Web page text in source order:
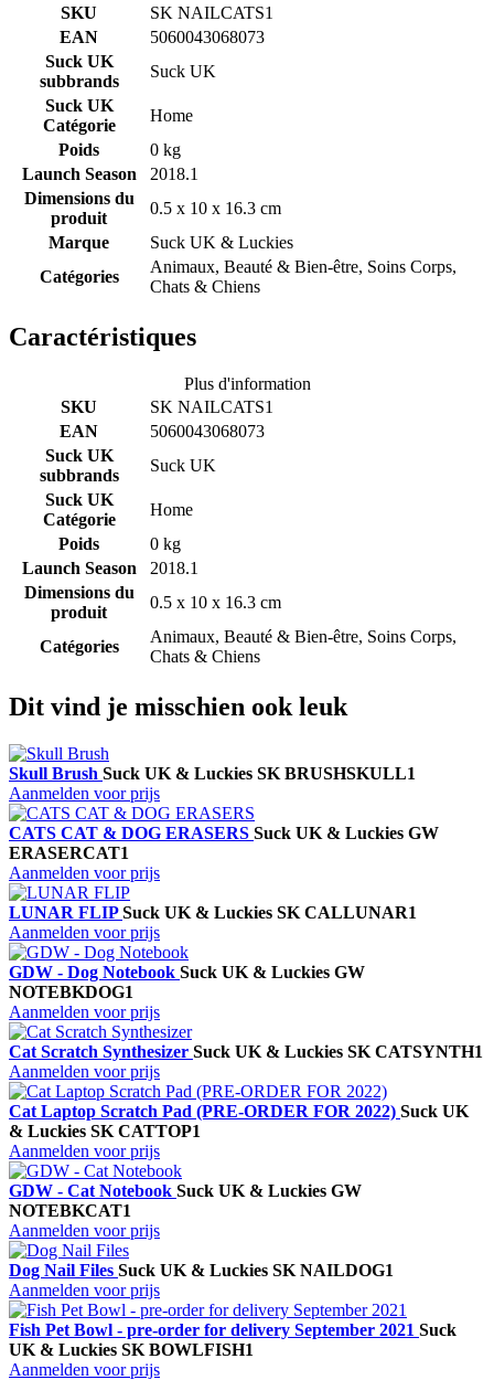
SKU
SK NAILCATS1
EAN
5060043068073
Suck UK
subbrands
Suck UK
Suck UK
Catégorie
Home
Poids
0 kg
Launch Season
2018.1
Dimensions du
produit
0.5 x 10 x 16.3 cm
Marque
Suck UK & Luckies
Catégories
Animaux, Beauté & Bien-être, Soins Corps,
Chats & Chiens
Caractéristiques
Plus d'information
SKU
SK NAILCATS1
EAN
5060043068073
Suck UK
subbrands
Suck UK
Suck UK
Catégorie
Home
Poids
0 kg
Launch Season
2018.1
Dimensions du
produit
0.5 x 10 x 16.3 cm
Catégories
Animaux, Beauté & Bien-être, Soins Corps,
Chats & Chiens
Dit vind je misschien ook leuk
Skull Brush Suck UK & Luckies SK BRUSHSKULL1
Aanmelden voor prijs
CATS CAT & DOG ERASERS Suck UK & Luckies GW
ERASERCAT1
Aanmelden voor prijs
LUNAR FLIPSuck UK & Luckies SK CALLUNAR1
Aanmelden voor prijs
GDW - Dog Notebook Suck UK & Luckies GW
NOTEBKDOG1
Aanmelden voor prijs
Cat Scratch Synthesizer Suck UK & Luckies SK CATSYNTH1
Aanmelden voor prijs
Cat Laptop Scratch Pad (PRE-ORDER FOR 2022) Suck UK
& Luckies SK CATTOP1
Aanmelden voor prijs
GDW - Cat Notebook Suck UK & Luckies GW
NOTEBKCAT1
Aanmelden voor prijs
Dog Nail Files Suck UK & Luckies SK NAILDOG1
Aanmelden voor prijs
Fish Pet Bowl - pre-order for delivery September 2021 Suck
UK & Luckies SK BOWLFISH1
Aanmelden voor prijs